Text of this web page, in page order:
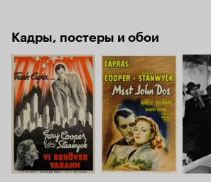
Кадры, постеры и обои